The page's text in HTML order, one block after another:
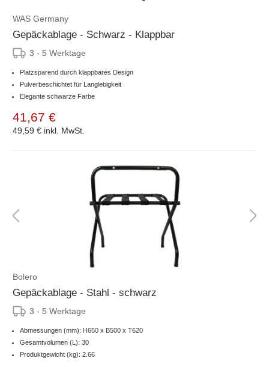
WAS Germany
Gepäckablage - Schwarz - Klappbar
3 - 5 Werktage
Platzsparend durch klappbares Design
Pulverbeschichtet für Langlebigkeit
Elegante schwarze Farbe
41,67 €
49,59 € inkl. MwSt.
Bolero
Gepäckablage - Stahl - schwarz
3 - 5 Werktage
Abmessungen (mm): H650 x B500 x T620
Gesamtvolumen (L): 30
Produktgewicht (kg): 2.66